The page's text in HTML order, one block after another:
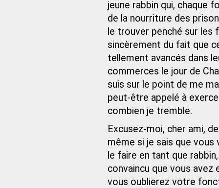
jeune rabbin qui, chaque
de la nourriture des
le trouver penché sur les
sincèrement du fait que
tellement avancés dans
commerces le jour de
suis sur le point de me
peut-être appelé à
combien je tremble.
Excusez-moi, cher ami,
même si je sais que
le faire en tant que
convaincu que vous avez
vous oublierez votre